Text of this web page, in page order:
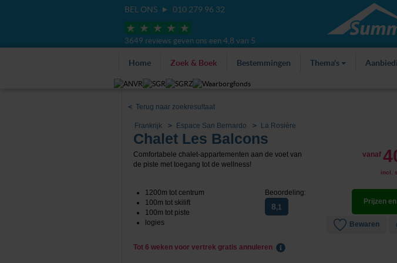
BEL ONS 010 279 96 32
3649 reviews geven ons een 4,8 van 5
Home Zoek & Boek Bestemmingen Thema's
<Terug naar zoekresultaat
Frankrijk Espace San Bernardo La Rosière
Chalet Les Balcons
Comfortabele chalet-appartementen aan de voet van
de piste met toegang tot de wellness!
vanaf
incl.
1200m tot centrum
100m tot skilift
100m tot piste
logies
Prijzen
Bewaren
Beoordeling:
8,1
Tot 6 weken voor vertrek gratis annuleren